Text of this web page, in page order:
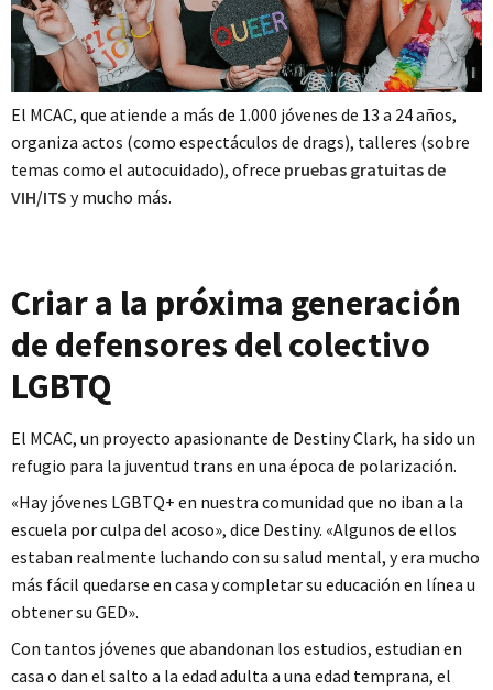
El MCAC, que atiende a más de 1.000 jóvenes de 13 a 24 años,
organiza actos (como espectáculos de drags), talleres (sobre
temas como el autocuidado), ofrece pruebas gratuitas de
VIH/ITS y mucho más.
Criar a la próxima generación
de defensores del colectivo
LGBTQ
El MCAC, un proyecto apasionante de Destiny Clark, ha sido un
refugio para la juventud trans en una época de polarización.
«Hay jóvenes LGBTQ+ en nuestra comunidad que no iban a la
escuela por culpa del acoso», dice Destiny. «Algunos de ellos
estaban realmente luchando con su salud mental, y era mucho
más fácil quedarse en casa y completar su educación en línea u
obtener su GED».
Con tantos jóvenes que abandonan los estudios, estudian en
casa o dan el salto a la edad adulta a una edad temprana, el